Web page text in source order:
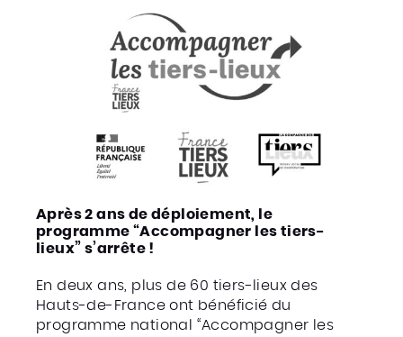
Après 2 ans de déploiement, le
programme “Accompagner les tiers-
lieux” s’arrête !
En deux ans, plus de 60 tiers-lieux des
Hauts-de-France ont bénéficié du
programme national “Accompagner les